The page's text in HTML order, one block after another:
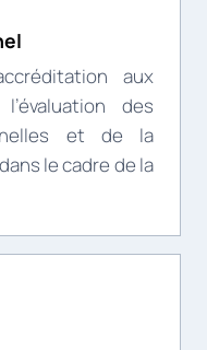
aux
des
et de la
le cadre de la